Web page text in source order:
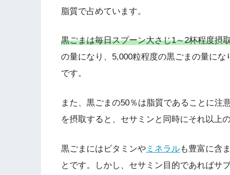
脂質で占めています。
黒ごまは毎日スプーン大さじ1～2杯程度摂
の量になり、5,000粒程度の黒ごまの量に
です。
また、黒ごまの50％は脂質であることに注
を摂取すると、セサミンと同時にそれ以上
黒ごまにはビタミンや ミネラルも豊富に含
とです。しかし、セサミン目的であればサ